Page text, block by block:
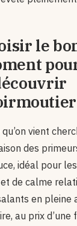
le
vient
des
idéal pour
de calme
en pleine
au prix